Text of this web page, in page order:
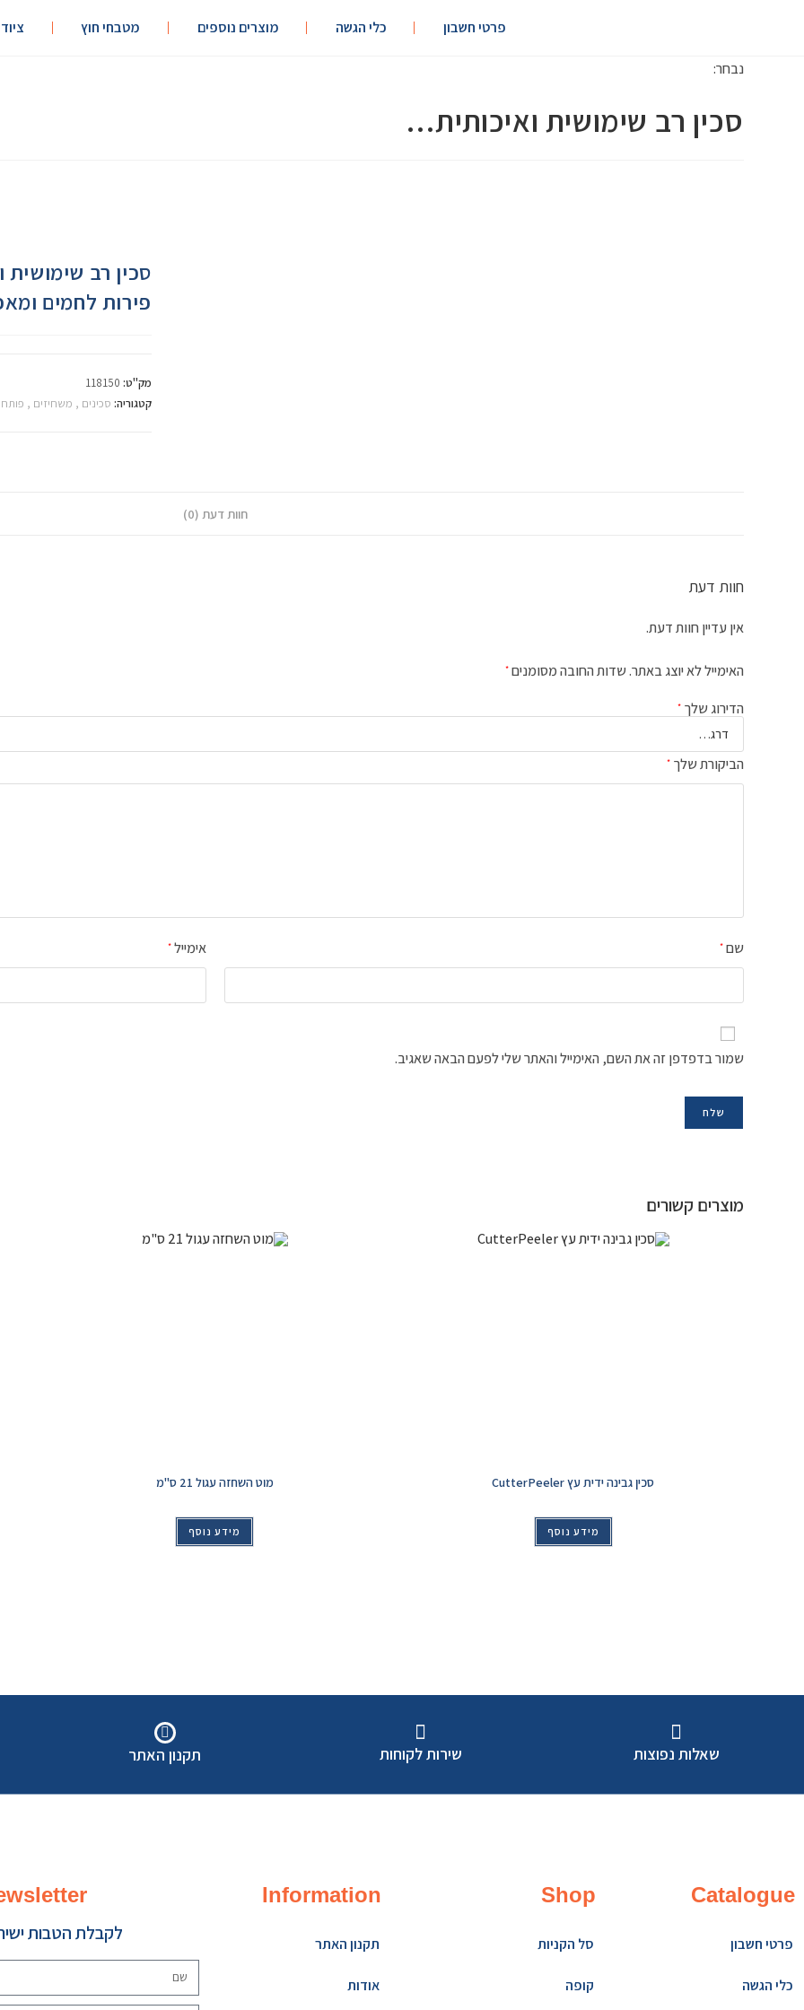
פרטי חשבון כלי הגשה מוצרים נוספים מטבחי חוץ
נבחר:
סכין רב שימושית ואיכותית…
פירות לחמים
מק"ט: 118150
קטגוריה: סכינים , משחיזים ,
חוות דעת (0)
חוות דעת
אין עדיין חוות דעת.
האימייל לא יוצג באתר.שדות החובה מסומנים*
הדירוג שלך*
הביקורת שלך*
שם* אימייל*
שמור בדפדפן זה את השם, האימייל והאתר שלי לפעם הבאה שאגיב.
מוצרים קשורים
מוט השחזה עגול 21 ס"מ
מידע נוסף
סכין גבינה ידית עץ CutterPeeler
מידע נוסף
שאלות נפוצות שירות לקוחות תקנון האתר
Catalogue
פרטי חשבון
כלי הגשה
Shop
סל הקניות
קופה
Information
תקנון האתר
אודות
לקבלת הטבות